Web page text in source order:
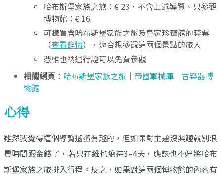
哈布斯堡家族之旅：€ 23，不含上述導覽、只參觀
博物館：€ 16
可購買含哈布斯堡家族之旅及皇家珍寶館的套票
（查看詳情），適合想參觀這兩個景點的旅人
憑維也納通行證可以免費參觀
相關網頁 ： 哈布斯堡家族之旅 ｜ 帝國軍械庫 ｜ 古樂器博
物館
心得
雖然我覺得這個導覽還蠻有趣的，但如果對主題沒興趣就別浪
費時間跟金錢了，若只在維也納待3–4天，應該也不好將哈布
斯堡家族之旅排入行程。反之，如果對這兩個博物館的內容有